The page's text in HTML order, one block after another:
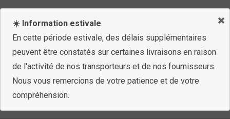
☀️ Information estivale
En cette période estivale, des délais supplémentaires
peuvent être constatés sur certaines livraisons en raison
de l'activité de nos transporteurs et de nos fournisseurs.
Nous vous remercions de votre patience et de votre
compréhension.